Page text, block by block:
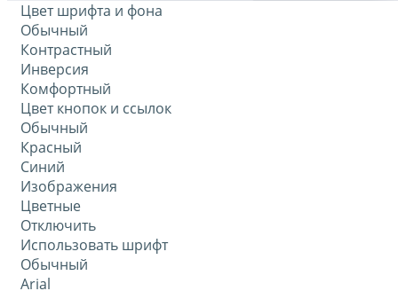
Цвет шрифта и фона
Обычный
Контрастный
Инверсия
Комфортный
Цвет кнопок и ссылок
Обычный
Красный
Синий
Изображения
Цветные
Отключить
Использовать шрифт
Обычный
Arial